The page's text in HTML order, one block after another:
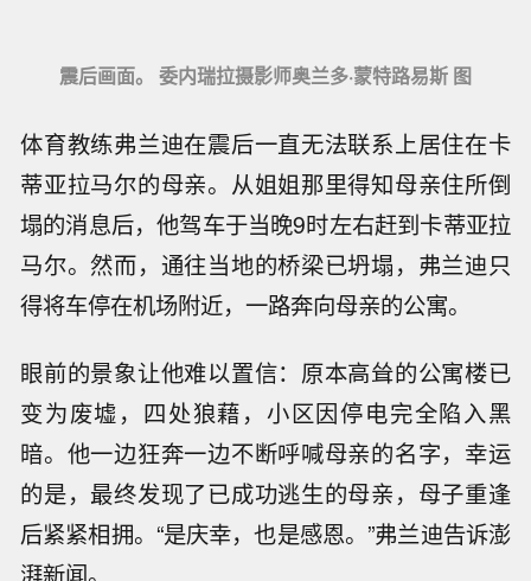
震后画面。 委内瑞拉摄影师奥兰多·蒙特路易斯 图
体育教练弗兰迪在震后一直无法联系上居住在卡
蒂亚拉马尔的母亲。从姐姐那里得知母亲住所倒
塌的消息后，他驾车于当晚9时左右赶到卡蒂亚拉
马尔。然而，通往当地的桥梁已坍塌，弗兰迪只
得将车停在机场附近，一路奔向母亲的公寓。
眼前的景象让他难以置信：原本高耸的公寓楼已
变为废墟，四处狼藉，小区因停电完全陷入黑
暗。他一边狂奔一边不断呼喊母亲的名字，幸运
的是，最终发现了已成功逃生的母亲，母子重逢
后紧紧相拥。“是庆幸，也是感恩。”弗兰迪告诉澎
湃新闻。